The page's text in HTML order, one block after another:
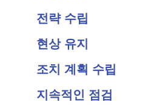
조치 계획 수립
전략 수립
현상 유지
지속적인 점검